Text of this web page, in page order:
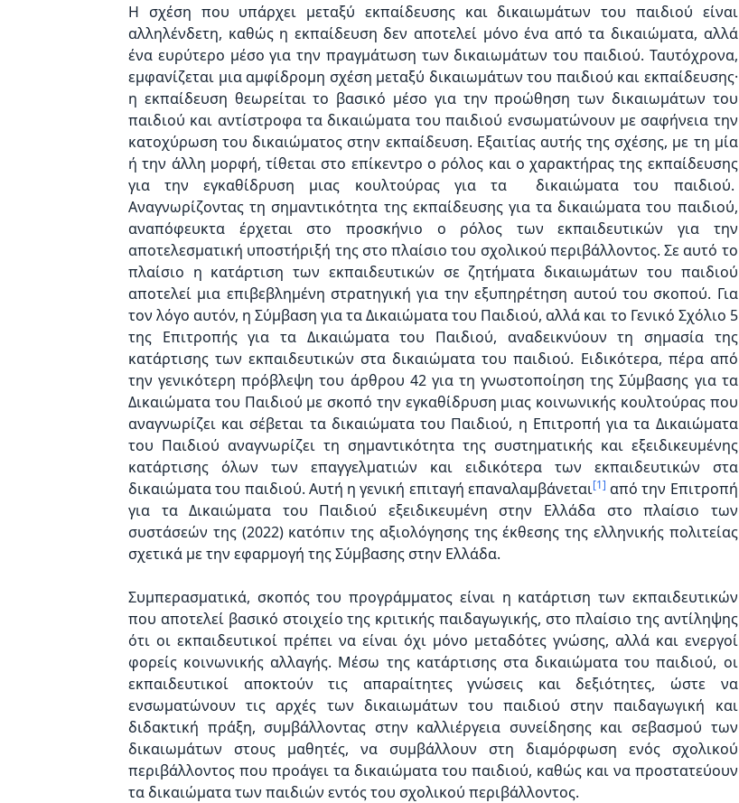
Η σχέση που υπάρχει μεταξύ εκπαίδευσης και δικαιωμάτων του παιδιού είναι
αλληλένδετη, καθώς η εκπαίδευση δεν αποτελεί μόνο ένα από τα δικαιώματα, αλλά
ένα ευρύτερο μέσο για την πραγμάτωση των δικαιωμάτων του παιδιού. Ταυτόχρονα,
εμφανίζεται μια αμφίδρομη σχέση μεταξύ δικαιωμάτων του παιδιού και εκπαίδευσης·
η εκπαίδευση θεωρείται το βασικό μέσο για την προώθηση των δικαιωμάτων του
παιδιού και αντίστροφα τα δικαιώματα του παιδιού ενσωματώνουν με σαφήνεια την
κατοχύρωση του δικαιώματος στην εκπαίδευση. Εξαιτίας αυτής της σχέσης, με τη μία
ή την άλλη μορφή, τίθεται στο επίκεντρο ο ρόλος και ο χαρακτήρας της εκπαίδευσης
για την εγκαθίδρυση μιας κουλτούρας για τα δικαιώματα του παιδιού.
Αναγνωρίζοντας τη σημαντικότητα της εκπαίδευσης για τα δικαιώματα του παιδιού,
αναπόφευκτα έρχεται στο προσκήνιο ο ρόλος των εκπαιδευτικών για την
αποτελεσματική υποστήριξή της στο πλαίσιο του σχολικού περιβάλλοντος. Σε αυτό το
πλαίσιο η κατάρτιση των εκπαιδευτικών σε ζητήματα δικαιωμάτων του παιδιού
αποτελεί μια επιβεβλημένη στρατηγική για την εξυπηρέτηση αυτού του σκοπού. Για
τον λόγο αυτόν, η Σύμβαση για τα Δικαιώματα του Παιδιού, αλλά και το Γενικό Σχόλιο 5
της Επιτροπής για τα Δικαιώματα του Παιδιού, αναδεικνύουν τη σημασία της
κατάρτισης των εκπαιδευτικών στα δικαιώματα του παιδιού. Ειδικότερα, πέρα από
την γενικότερη πρόβλεψη του άρθρου 42 για τη γνωστοποίηση της Σύμβασης για τα
Δικαιώματα του Παιδιού με σκοπό την εγκαθίδρυση μιας κοινωνικής κουλτούρας που
αναγνωρίζει και σέβεται τα δικαιώματα του Παιδιού, η Επιτροπή για τα Δικαιώματα
του Παιδιού αναγνωρίζει τη σημαντικότητα της συστηματικής και εξειδικευμένης
κατάρτισης όλων των επαγγελματιών και ειδικότερα των εκπαιδευτικών στα
δικαιώματα του παιδιού. Αυτή η γενική επιταγή επαναλαμβάνεται[1] από την Επιτροπή
για τα Δικαιώματα του Παιδιού εξειδικευμένη στην Ελλάδα στο πλαίσιο των
συστάσεών της (2022) κατόπιν της αξιολόγησης της έκθεσης της ελληνικής πολιτείας
σχετικά με την εφαρμογή της Σύμβασης στην Ελλάδα.
Συμπερασματικά, σκοπός του προγράμματος είναι η κατάρτιση των εκπαιδευτικών
που αποτελεί βασικό στοιχείο της κριτικής παιδαγωγικής, στο πλαίσιο της αντίληψης
ότι οι εκπαιδευτικοί πρέπει να είναι όχι μόνο μεταδότες γνώσης, αλλά και ενεργοί
φορείς κοινωνικής αλλαγής. Μέσω της κατάρτισης στα δικαιώματα του παιδιού, οι
εκπαιδευτικοί αποκτούν τις απαραίτητες γνώσεις και δεξιότητες, ώστε να
ενσωματώνουν τις αρχές των δικαιωμάτων του παιδιού στην παιδαγωγική και
διδακτική πράξη, συμβάλλοντας στην καλλιέργεια συνείδησης και σεβασμού των
δικαιωμάτων στους μαθητές, να συμβάλλουν στη διαμόρφωση ενός σχολικού
περιβάλλοντος που προάγει τα δικαιώματα του παιδιού, καθώς και να προστατεύουν
τα δικαιώματα των παιδιών εντός του σχολικού περιβάλλοντος.